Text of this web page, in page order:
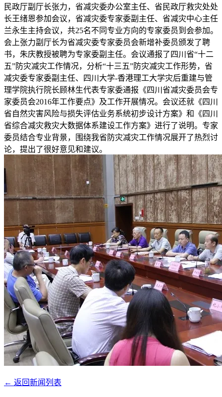
民政厅副厅长张力，省减灾委办公室主任、省民政厅救灾处处
长王绪恩参加会议，省减灾委专家委副主任、省减灾中心主任
兰永生主持会议，共25名不同专业方向的专家委员到会参加。
会上张力副厅长为省减灾委专家委员会新增补委员颁发了聘
书，朱庆教授被聘为专家委副主任。会议通报了四川省“十二
五”防灾减灾工作情况，分析“十三五”防灾减灾工作形势，省
减灾委专家委副主任、四川大学-香港理工大学灾后重建与管
理学院执行院长顾林生代表专家委通报《四川省减灾委员会专
家委员会2016年工作要点》及工作开展情况。会议还就《四川
省自然灾害风险与损失评估业务系统初步设计方案》和《四川
省综合减灾救灾大数据体系建设工作方案》进行了说明。专家
委员结合专业背景，围绕我省防灾减灾工作情况展开了热烈讨
论，提出了很好意见和建议。
← 返回新闻列表